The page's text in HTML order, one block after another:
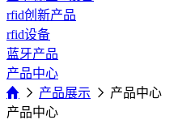
rfid创新产品
rfid设备
蓝牙产品
产品中心
产品展示
产品中心
产品中心